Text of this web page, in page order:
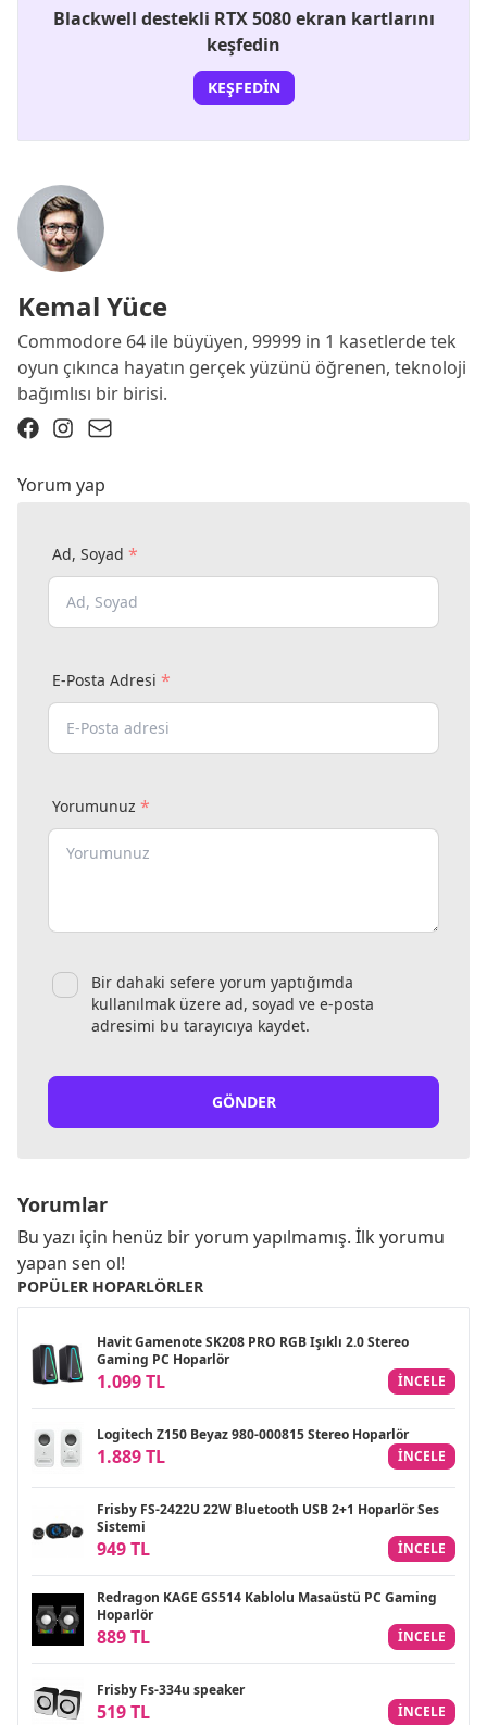
Blackwell destekli RTX 5080 ekran kartlarını
keşfedin
KEŞFEDIN
Kemal Yüce
Commodore 64 ile büyüyen, 99999 in 1 kasetlerde tek
oyun çıkınca hayatın gerçek yüzünü öğrenen, teknoloji
bağımlısı bir birisi.
Yorum yap
Ad, Soyad *
E-Posta Adresi *
Yorumunuz *
Bir dahaki sefere yorum yaptığımda
kullanılmak üzere ad, soyad ve e-posta
adresimi bu tarayıcıya kaydet.
GÖNDER
Yorumlar
Bu yazı için henüz bir yorum yapılmamış. İlk yorumu
yapan sen ol!
POPÜLER HOPARLÖRLER
Havit Gamenote SK208 PRO RGB Işıklı 2.0 Stereo
Gaming PC Hoparlör
1.099 TL INCELE
Logitech Z150 Beyaz 980-000815 Stereo Hoparlör
1.889 TL INCELE
Frisby FS-2422U 22W Bluetooth USB 2+1 Hoparlör Ses
Sistemi
949 TL INCELE
Redragon KAGE GS514 Kablolu Masaüstü PC Gaming
Hoparlör
889 TL INCELE
Frisby Fs-334u speaker
519 TL INCELE